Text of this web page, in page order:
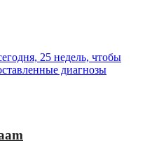
25 недель, чтобы
диагнозы